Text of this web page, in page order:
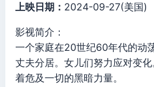
上映日期： 2024-09-27(美国)
影视简介：
一个家庭在20世纪60年代的动
丈夫分居。女儿们努力应对变
着危及一切的黑暗力量。